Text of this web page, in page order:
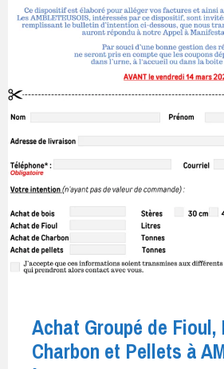
Achat Groupé de Fioul,
Charbon et Pellets à